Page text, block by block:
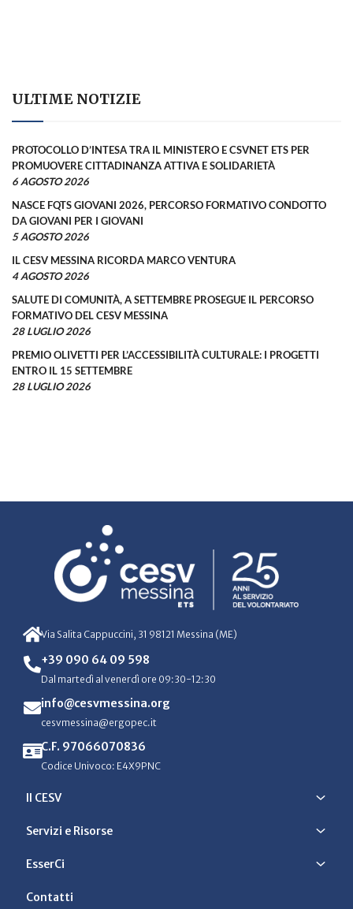
ULTIME NOTIZIE
PROTOCOLLO D’INTESA TRA IL MINISTERO E CSVNET ETS PER
PROMUOVERE CITTADINANZA ATTIVA E SOLIDARIETÀ
6 AGOSTO 2026
NASCE FQTS GIOVANI 2026, PERCORSO FORMATIVO CONDOTTO
DA GIOVANI PER I GIOVANI
5 AGOSTO 2026
IL CESV MESSINA RICORDA MARCO VENTURA
4 AGOSTO 2026
SALUTE DI COMUNITÀ, A SETTEMBRE PROSEGUE IL PERCORSO
FORMATIVO DEL CESV MESSINA
28 LUGLIO 2026
PREMIO OLIVETTI PER L’ACCESSIBILITÀ CULTURALE: I PROGETTI
ENTRO IL 15 SETTEMBRE
28 LUGLIO 2026
Via Salita Cappuccini, 31 98121 Messina (ME)
+39 090 64 09 598
Dal martedì al venerdì ore 09:30-12:30
info@cesvmessina.org
cesvmessina@ergopec.it
C.F. 97066070836
Codice Univoco: E4X9PNC
Il CESV
Servizi e Risorse
EsserCi
Contatti